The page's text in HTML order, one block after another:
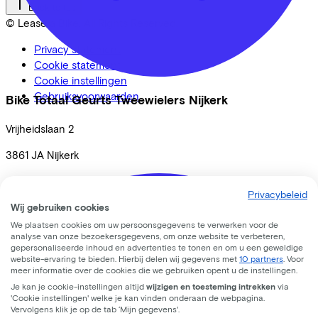
Bike Totaal Geurts Tweewielers Nijkerk
Vrijheidslaan 2
3861 JA Nijkerk
Back to top
© Lease a Bike. All Rights Reserved.
Privacy statement
Cookie statement
Cookie instellingen
Gebruiksvoorwaarden
Privacybeleid
Wij gebruiken cookies
We plaatsen cookies om uw persoonsgegevens te verwerken voor de
analyse van onze bezoekersgegevens, om onze website te verbeteren,
gepersonaliseerde inhoud en advertenties te tonen en om u een geweldige
website-ervaring te bieden. Hierbij delen wij gegevens met 10 partners . Voor
meer informatie over de cookies die we gebruiken opent u de instellingen.
Je kan je cookie-instellingen altijd wijzigen en toesteming intrekken via
'Cookie instellingen' welke je kan vinden onderaan de webpagina.
Vervolgens klik je op de tab ‘Mijn gegevens'.